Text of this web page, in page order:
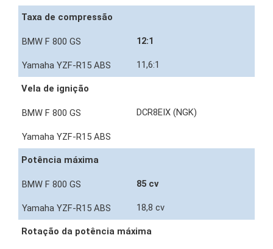
Taxa de compressão
12:1
11,6:1
Vela de ignição
DCR8EIX (NGK)
Potência máxima
85 cv
18,8 cv
Rotação da potência máxima